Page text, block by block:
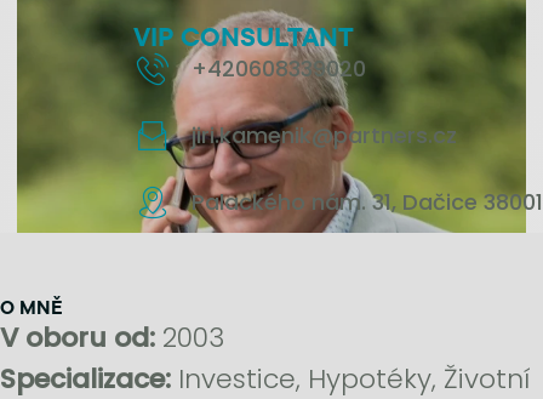
VIP CONSULTANT
+420608339020
jiri.kamenik@partners.cz
Palackého nám. 31, Dačice 38001
O MNĚ
V oboru od: 2003
Specializace: Investice, Hypotéky, Životní